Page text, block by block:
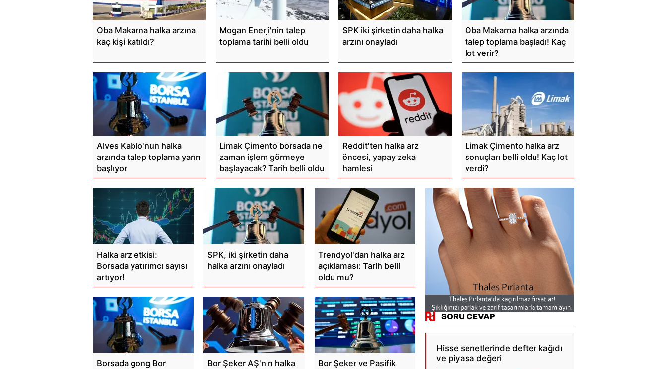
Oba Makarna halka arzına
kaç kişi katıldı?
Mogan Enerji'nin talep
toplama tarihi belli oldu
SPK iki şirketin daha halka
arzını onayladı
Oba Makarna halka arzında
talep toplama başladı! Kaç
lot verir?
Alves Kablo'nun halka
arzında talep toplama yarın
başlıyor
Limak Çimento borsada ne
zaman işlem görmeye
başlayacak? Tarih belli oldu
Reddit'ten halka arz
öncesi, yapay zeka
hamlesi
Limak Çimento halka arz
sonuçları belli oldu! Kaç lot
verdi?
Halka arz etkisi:
Borsada yatırımcı sayısı
artıyor!
SPK, iki şirketin daha
halka arzını onayladı
Trendyol'dan halka arz
açıklaması: Tarih belli
oldu mu?
Borsada gong Bor
Bor Şeker AŞ'nin halka
Bor Şeker ve Pasifik
SORU CEVAP
Hisse senetlerinde defter kağıdı
ve piyasa değeri